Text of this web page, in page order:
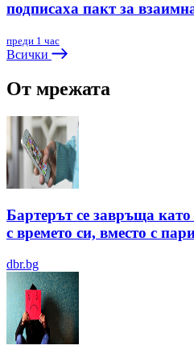
подписаха пакт за
преди 1 час
Всички
От мрежата
Бартерът се завръща
с времето си, вместо с
dbr.bg